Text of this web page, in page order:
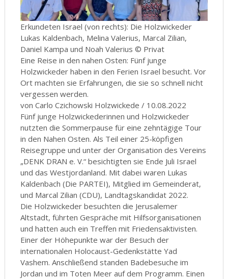
Erkundeten Israel (von rechts): Die Holzwickeder
Lukas Kaldenbach, Melina Valerius, Marcal Zilian,
Daniel Kampa und Noah Valerius © Privat
Eine Reise in den nahen Osten: Fünf junge
Holzwickeder haben in den Ferien Israel besucht. Vor
Ort machten sie Erfahrungen, die sie so schnell nicht
vergessen werden.
von Carlo Czichowski Holzwickede / 10.08.2022
Fünf junge Holzwickederinnen und Holzwickeder
nutzten die Sommerpause für eine zehntägige Tour
in den Nahen Osten. Als Teil einer 25-köpfigen
Reisegruppe und unter der Organisation des Vereins
„DENK DRAN e. V.“ besichtigten sie Ende Juli Israel
und das Westjordanland. Mit dabei waren Lukas
Kaldenbach (Die PARTEI), Mitglied im Gemeinderat,
und Marcal Zilian (CDU), Landtagskandidat 2022.
Die Holzwickeder besuchten die Jerusalemer
Altstadt, führten Gespräche mit Hilfsorganisationen
und hatten auch ein Treffen mit Friedensaktivisten.
Einer der Höhepunkte war der Besuch der
internationalen Holocaust-Gedenkstätte Yad
Vashem. Anschließend standen Badebesuche im
Jordan und im Toten Meer auf dem Programm. Einen